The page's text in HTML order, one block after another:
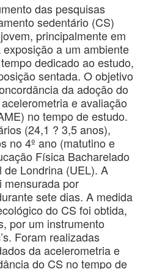
das pesquisas
sedentário (CS)
principalmente em
a um ambiente
dedicado ao estudo,
sentada. O objetivo
da adoção do
e avaliação
no tempo de estudo.
(24,1 ? 3,5 anos),
no 4º ano (matutino e
Física Bacharelado
Londrina (UEL). A
mensurada por
sete dias. A medida
do CS foi obtida,
por um instrumento
Foram realizadas
da acelerometria e
do CS no tempo de